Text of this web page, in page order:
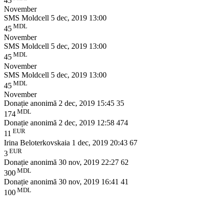
November
SMS Moldcell 5 dec, 2019 13:00
45 MDL
November
SMS Moldcell 5 dec, 2019 13:00
45 MDL
November
SMS Moldcell 5 dec, 2019 13:00
45 MDL
November
Donație anonimă 2 dec, 2019 15:45 35
174 MDL
Donație anonimă 2 dec, 2019 12:58 474
11 EUR
Irina Beloterkovskaia 1 dec, 2019 20:43 67
3 EUR
Donație anonimă 30 nov, 2019 22:27 62
300 MDL
Donație anonimă 30 nov, 2019 16:41 41
100 MDL